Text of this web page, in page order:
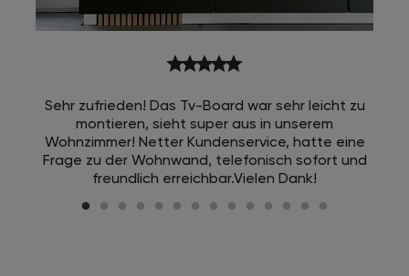
starstarstarstarstar
Sehr zufrieden! Das Tv-Board war sehr leicht zu
montieren, sieht super aus in unserem
Wohnzimmer! Netter Kundenservice, hatte eine
Frage zu der Wohnwand, telefonisch sofort und
freundlich erreichbar.Vielen Dank!